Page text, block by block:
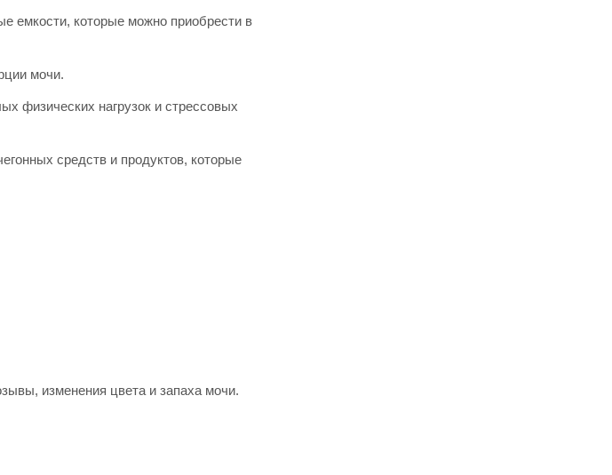
емкости, которые можно приобрести в
мочи.
физических нагрузок и стрессовых
средств и продуктов, которые
изменения цвета и запаха мочи.